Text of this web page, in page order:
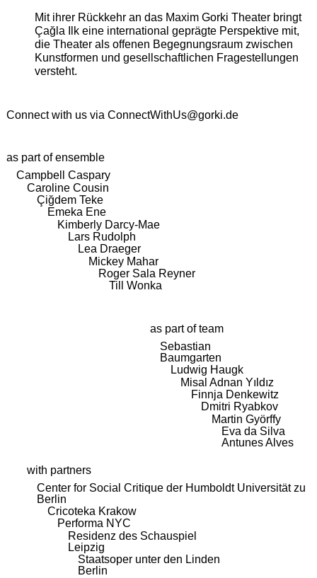
Mit ihrer Rückkehr an das Maxim Gorki Theater bringt
Çağla Ilk eine international geprägte Perspektive mit,
die Theater als offenen Begegnungsraum zwischen
Kunstformen und gesellschaftlichen Fragestellungen
versteht.
Connect with us via ConnectWithUs@gorki.de
as part of ensemble
Campbell Caspary
Caroline Cousin
Çiğdem Teke
Emeka Ene
Kimberly Darcy-Mae
Lars Rudolph
Lea Draeger
Mickey Mahar
Roger Sala Reyner
Till Wonka
as part of team
Sebastian
Baumgarten
Ludwig Haugk
Misal Adnan Yıldız
Finnja Denkewitz
Dmitri Ryabkov
Martin Györffy
Eva da Silva
Antunes Alves
with partners
Center for Social Critique der Humboldt Universität zu
Berlin
Cricoteka Krakow
Performa NYC
Residenz des Schauspiel
Leipzig
Staatsoper unter den Linden
Berlin